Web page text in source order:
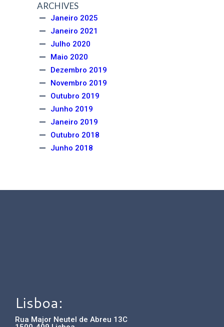
ARCHIVES
Janeiro 2025
Janeiro 2021
Julho 2020
Maio 2020
Dezembro 2019
Novembro 2019
Outubro 2019
Junho 2019
Janeiro 2019
Outubro 2018
Junho 2018
Lisboa:
Rua Major Neutel de Abreu 13C